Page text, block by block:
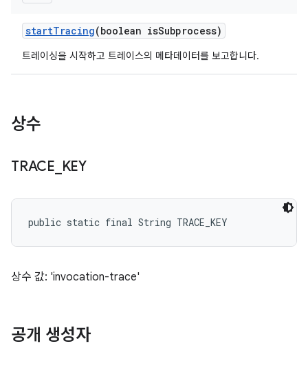
startTracing(boolean isSubprocess)
트레이싱을 시작하고 트레이스의 메타데이터를 보고합니다.
상수
TRACE KEY
public static final String TRACE_KEY
상수 값: 'invocation-trace'
공개 생성자